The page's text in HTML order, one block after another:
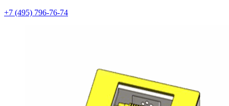
+7 (495) 796-76-74